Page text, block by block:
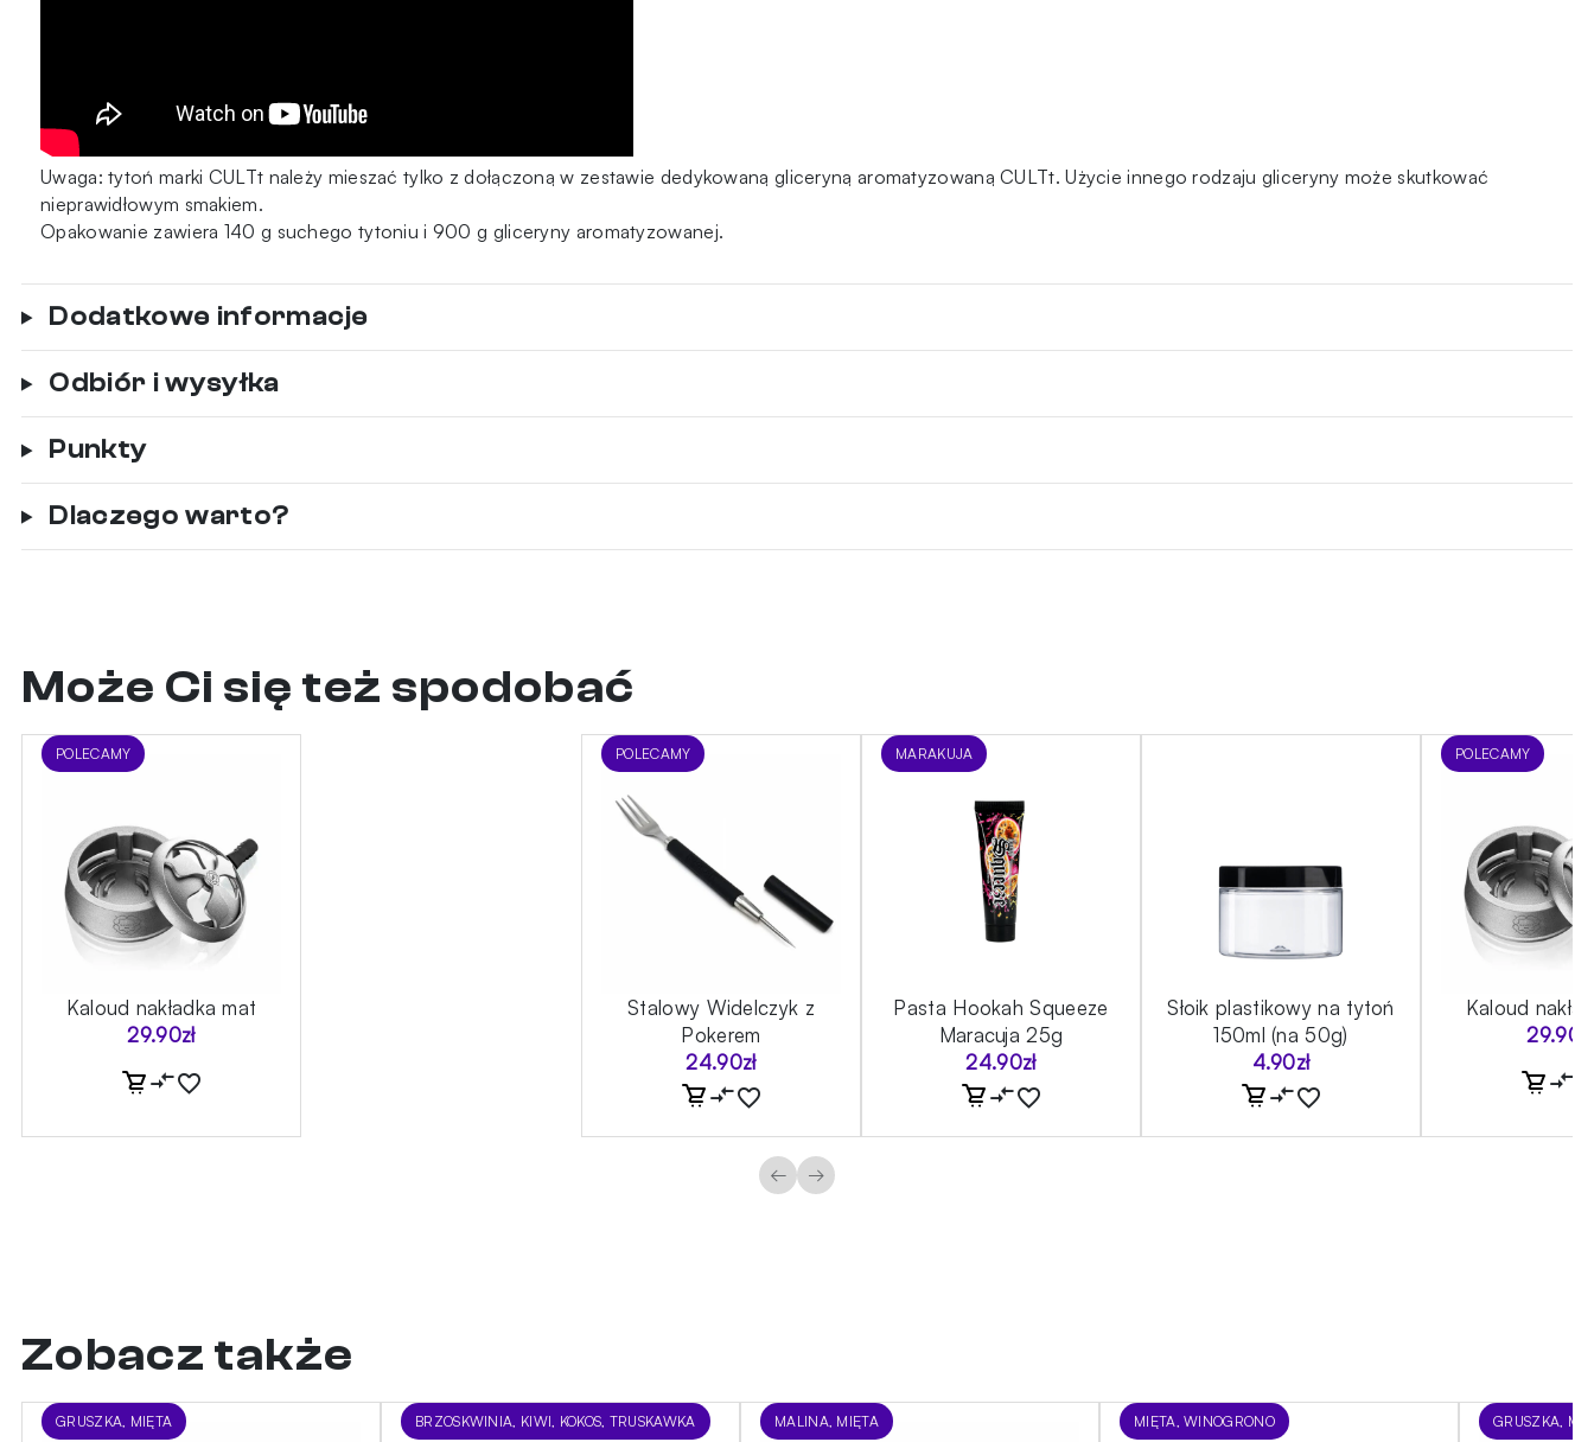
Uwaga: tytoń marki CULTt należy mieszać tylko z dołączoną w zestawie dedykowaną gliceryną aromatyzowaną CULTt. Użycie innego rodzaju gliceryny może skutkować
nieprawidłowym smakiem.
Opakowanie zawiera 140 g suchego tytoniu i 900 g gliceryny aromatyzowanej.
Dodatkowe informacje
Odbiór i wysyłka
Punkty
Dlaczego warto?
Może Ci się też spodobać
POLECAMY
Kaloud nakładka mat
29.90zł
POLECAMY
Stalowy Widelczyk z
Pokerem
24.90zł
MARAKUJA
Pasta Hookah Squeeze
Maracuja 25g
24.90zł
Słoik plastikowy na tytoń
150ml (na 50g)
4.90zł
POLECAMY
Kaloud
29.90
← →
Zobacz także
GRUSZKA, MIĘTA BRZOSKWINIA, KIWI, KOKOS, TRUSKAWKA MALINA, MIĘTA MIĘTA, WINOGRONO GRUSZKA,